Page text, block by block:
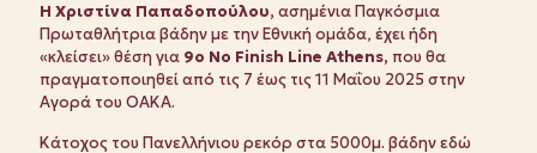
Η Χριστίνα Παπαδοπούλου, ασημένια Παγκόσμια
Πρωταθλήτρια βάδην με την Εθνική ομάδα, έχει ήδη
«κλείσει» θέση για 9ο No Finish Line Athens, που θα
πραγματοποιηθεί από τις 7 έως τις 11 Μαΐου 2025 στην
Αγορά του ΟΑΚΑ.
Κάτοχος του Πανελλήνιου ρεκόρ στα 5000μ. βάδην εδώ